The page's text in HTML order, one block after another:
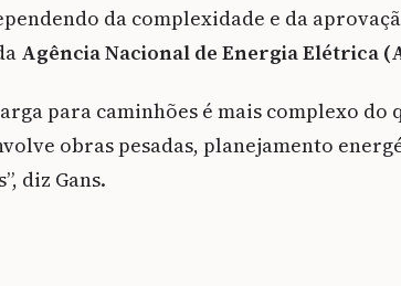
da complexidade e da
Agência Nacional de Energia Elétrica
para caminhões é mais complexo do
obras pesadas, planejamento
diz Gans.